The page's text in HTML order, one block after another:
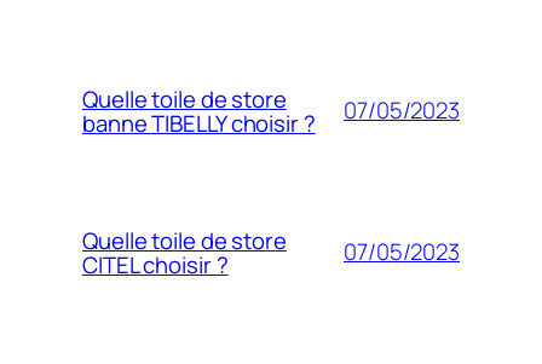
Quelle toile de store
banne TIBELLY choisir ? 07/05/2023
Quelle toile de store
CITEL choisir ? 07/05/2023